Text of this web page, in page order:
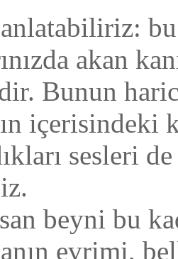
akan
Bunun
içerisindeki
sesleri
beyni bu
evrimi,